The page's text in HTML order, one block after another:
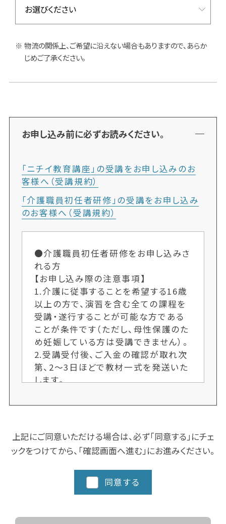
物流の関係上、ご希望に沿えない場合もありますので、あらか
じめご了承ください。
お申し込み前に必ずお読みください。
「ニチイ教育講座」の受講をお申し込みのお
客様へ（受講規約）
「介護職員初任者研修」の受講をお申し込み
のお客様へ（受講規約）
●介護職員初任者研修をお申し込みさ
れる方
【お申し込み際の注意事項】
1.介護に従事することを希望する16歳
以上の方で、演習を含む全ての課程を
受講・遂行することが可能な方である
ことが条件です（ただし、母性保護のた
め妊娠している方は受講できません）。
2.受講受付後、ご入金の確認が取れ次
第、2〜3日ほどで教材一式を発送いた
します。
数の場合、次回開講までお待ちいただ
はお早めにお願いします。又、人数によ
り開講しない場合もございます。ご了承
ください。
4.クラスにより日程や時間を変更する
場合がございますので、ご了承くださ
加カリキュラム、実習など時間数が異
上記にご同意いただける場合は、必ず「同意する」にチェ
ックをつけてから、「確認画面へ進む」にお進みください。
同意する